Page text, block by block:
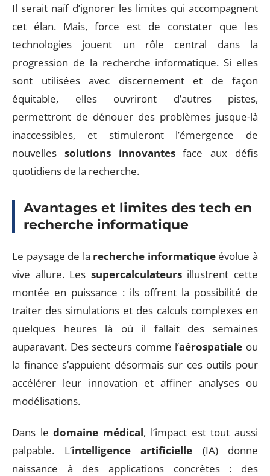
Il serait naïf d’ignorer les limites qui accompagnent
cet élan. Mais, force est de constater que les
technologies jouent un rôle central dans la
progression de la recherche informatique. Si elles
sont utilisées avec discernement et de façon
équitable, elles ouvriront d’autres pistes,
permettront de dénouer des problèmes jusque-là
inaccessibles, et stimuleront l’émergence de
nouvelles solutions innovantesface aux défis
quotidiens de la recherche.
Avantages et limites des tech en
recherche informatique
Le paysage de la recherche informatiqueévolue à
vive allure. Les supercalculateursillustrent cette
montée en puissance : ils offrent la possibilité de
traiter des simulations et des calculs complexes en
quelques heures là où il fallait des semaines
auparavant. Des secteurs comme l’aérospatiale ou
la finance s’appuient désormais sur ces outils pour
accélérer leur innovation et affiner analyses ou
modélisations.
Dans ledomaine médical, l’impact est tout aussi
palpable. L’intelligence artificielle (IA) donne
naissance à des applications concrètes : des